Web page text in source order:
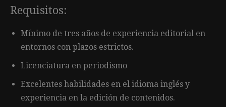
Requisitos:
Mínimo de tres años de experiencia editorial en
entornos con plazos estrictos.
Licenciatura en periodismo
Excelentes habilidades en el idioma inglés y
experiencia en la edición de contenidos.